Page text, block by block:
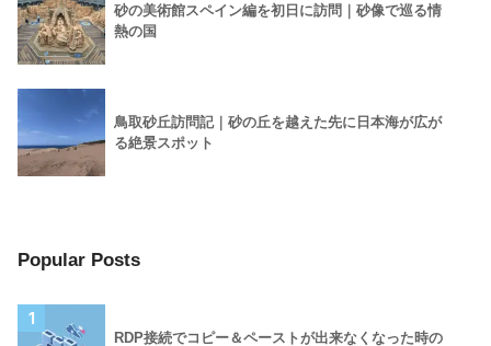
砂の美術館スペイン編を初日に訪問｜砂像で巡る情
熱の国
鳥取砂丘訪問記｜砂の丘を越えた先に日本海が広が
る絶景スポット
Popular Posts
1
RDP接続でコピー＆ペーストが出来なくなった時の